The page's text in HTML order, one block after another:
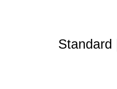
Standard